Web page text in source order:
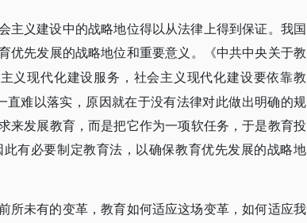
主义建设中的战略地位得以从法律上得到保证。我国
优先发展的战略地位和重要意义。《中共中央关于教
义现代化建设服务，社会主义现代化建设要依靠教
难以落实，原因就在于没有法律对此做出明确的规
来发展教育，而是把它作为一项软任务，于是教育投
有必要制定教育法，以确保教育优先发展的战略地
所未有的变革，教育如何适应这场变革，如何适应我